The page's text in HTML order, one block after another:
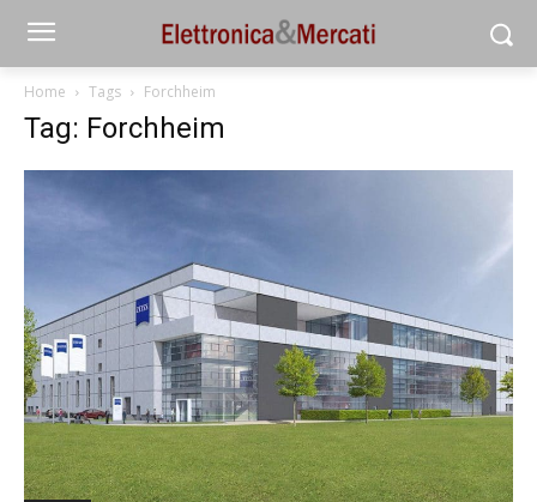
Home Tags Forchheim
Tag: Forchheim